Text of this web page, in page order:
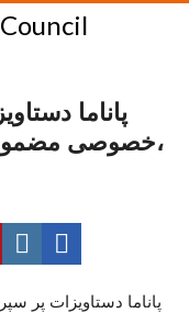
پاناما
خصوصی مضمون: ڈاکٹر رمیش کمار وانکوانی،
پاناما دستاویزات پر